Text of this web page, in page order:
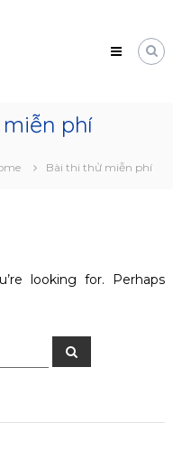
phí
Bài thi thử miễn phí
looking for. Perhaps
Search